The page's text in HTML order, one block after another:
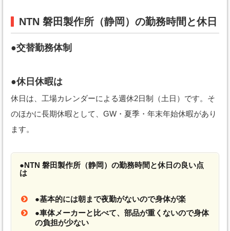
NTN 磐田製作所（静岡）の勤務時間と休日
●交替勤務体制
●休日休暇は
休日は、工場カレンダーによる週休2日制（土日）です。そ
のほかに長期休暇として、GW・夏季・年末年始休暇があり
ます。
●NTN 磐田製作所（静岡）の勤務時間と休日の良い点
は
●基本的には朝まで夜勤がないので身体が楽
●車体メーカーと比べて、部品が重くないので身体
の負担が少ない